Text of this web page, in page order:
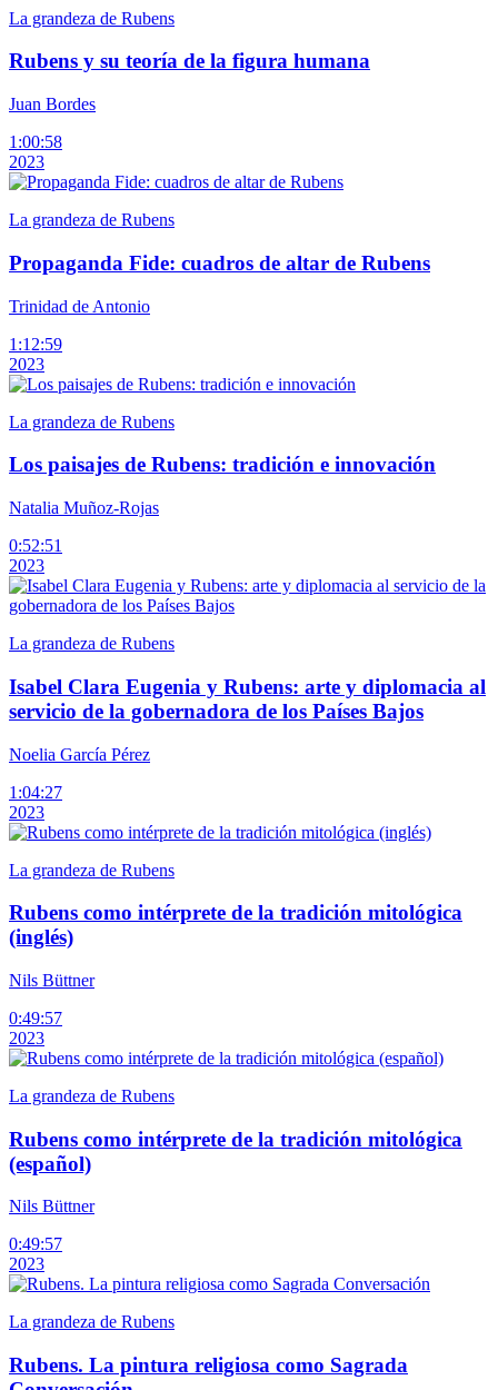
La grandeza de Rubens
Rubens y su teoría de la figura humana
Juan Bordes
1:00:58
2023
La grandeza de Rubens
Propaganda Fide: cuadros de altar de Rubens
Trinidad de Antonio
1:12:59
2023
La grandeza de Rubens
Los paisajes de Rubens: tradición e innovación
Natalia Muñoz-Rojas
0:52:51
2023
La grandeza de Rubens
Isabel Clara Eugenia y Rubens: arte y diplomacia al
servicio de la gobernadora de los Países Bajos
Noelia García Pérez
1:04:27
2023
La grandeza de Rubens
Rubens como intérprete de la tradición mitológica
(inglés)
Nils Büttner
0:49:57
2023
La grandeza de Rubens
Rubens como intérprete de la tradición mitológica
(español)
Nils Büttner
0:49:57
2023
La grandeza de Rubens
Rubens. La pintura religiosa como Sagrada